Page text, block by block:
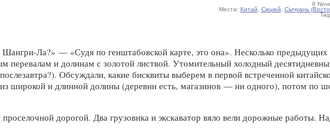
8
Места: Китай Сицюй Сычуань
Ла?» — «Судя по генштабовской карте, это она». Несколько
перевалам и долинам с золотой листвой. Утомительный холодный
Обсуждали, какие бисквиты выберем в первой встреченной
широкой и длинной долины (деревни есть, магазинов — ни одного), потом по
дорогой. Два грузовика и экскаватор вяло вели дорожные работы.